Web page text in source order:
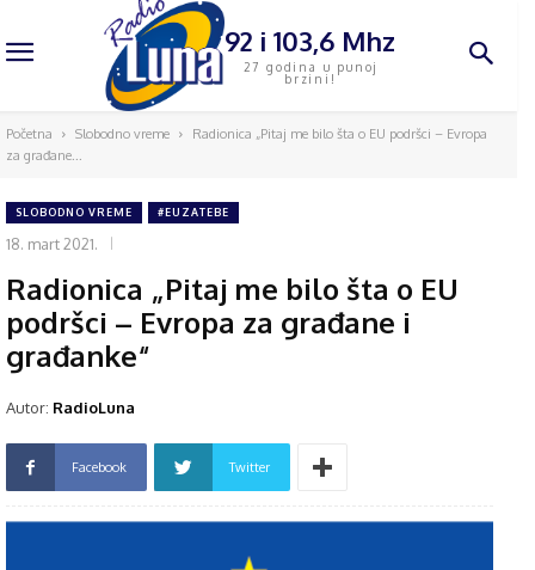
92 i 103,6 Mhz
27 godina u punoj
brzini!
Početna Slobodno vreme
Radionica „Pitaj me bilo šta o EU podršci – Evropa
za građane...
SLOBODNO VREME #EUZATEBE
18. mart 2021.
Radionica „Pitaj me bilo šta o EU
podršci – Evropa za građane i
građanke“
Autor: RadioLuna
Facebook Twitter